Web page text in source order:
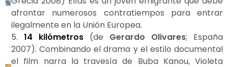
afrontar numerosos contratiempos para entrar
ilegalmente en la Unión Europea.
5. 14 kilómetros (de Gerardo Olivares; España
2007). Combinando el drama y el estilo documental
el film narra la travesía de Buba Kanou, Violeta